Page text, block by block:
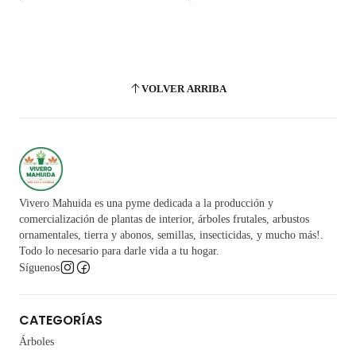
VOLVER ARRIBA
Vivero Mahuida es una pyme dedicada a la producción y
comercialización de plantas de interior, árboles frutales, arbustos
ornamentales, tierra y abonos, semillas, insecticidas, y mucho más!.
Todo lo necesario para darle vida a tu hogar.
Síguenos
CATEGORÍAS
Árboles